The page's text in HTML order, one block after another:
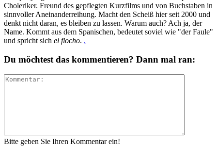
Choleriker. Freund des gepflegten Kurzfilms und von Buchstaben in
sinnvoller Aneinanderreihung. Macht den Scheiß hier seit 2000 und
denkt nicht daran, es bleiben zu lassen. Warum auch? Ach ja, der
Name. Kommt aus dem Spanischen, bedeutet soviel wie "der Faule"
und spricht sich el flocho. .
Du möchtest das kommentieren? Dann mal ran:
Bitte geben Sie Ihren Kommentar ein!